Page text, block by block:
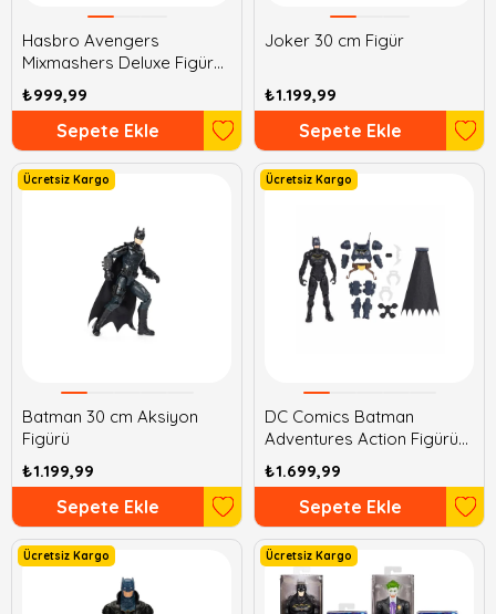
Hasbro Avengers
Mixmashers Deluxe Figür
Hulk
₺999,99
Sepete Ekle
Joker 30 cm Figür
₺1.199,99
Sepete Ekle
Batman 30 cm Aksiyon
Figürü
₺1.199,99
Ücretsiz Kargo
Sepete Ekle
DC Comics Batman
Adventures Action Figürü
30 cm
₺1.699,99
Ücretsiz Kargo
Sepete Ekle
Ücretsiz Kargo Ücretsiz Kargo